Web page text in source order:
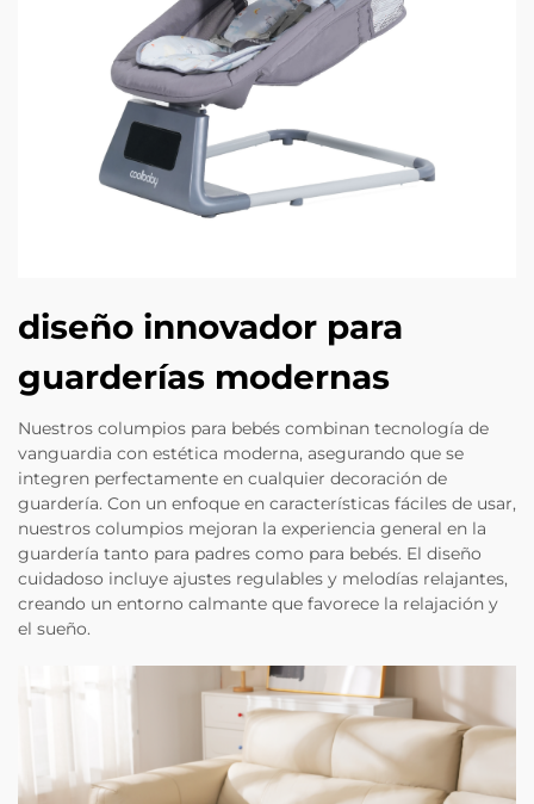
diseño innovador para
guarderías modernas
Nuestros columpios para bebés combinan tecnología de
vanguardia con estética moderna, asegurando que se
integren perfectamente en cualquier decoración de
guardería. Con un enfoque en características fáciles de usar,
nuestros columpios mejoran la experiencia general en la
guardería tanto para padres como para bebés. El diseño
cuidadoso incluye ajustes regulables y melodías relajantes,
creando un entorno calmante que favorece la relajación y
el sueño.